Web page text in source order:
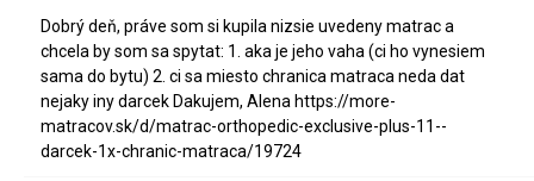
Dobrý deň, práve som si kupila nizsie uvedeny matrac a
chcela by som sa spytat: 1. aka je jeho vaha (ci ho vynesiem
sama do bytu) 2. ci sa miesto chranica matraca neda dat
nejaky iny darcek Dakujem, Alena https://more-
matracov.sk/d/matrac-orthopedic-exclusive-plus-11--
darcek-1x-chranic-matraca/19724